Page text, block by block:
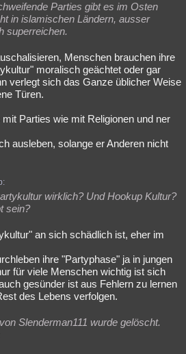
Parties gibt es im Osten
in islamischen Ländern, ausser
superreichen.
Menschen brauchen ihre
moralisch geächtet oder gar
verlegt sich das Ganze üblicher Weise
Türen.
Parties wie mit Religionen und ner
ausleben, solange er Anderen nicht
wirklich? Und Hookup Kultur?
sein?
an sich schädlich ist, eher im
ihre "Partyphase" ja in jungen
für viele Menschen wichtig ist sich
gesünder ist aus Fehlern zu lernen
des Lebens verfolgen.
Slenderman111 wurde gelöscht.